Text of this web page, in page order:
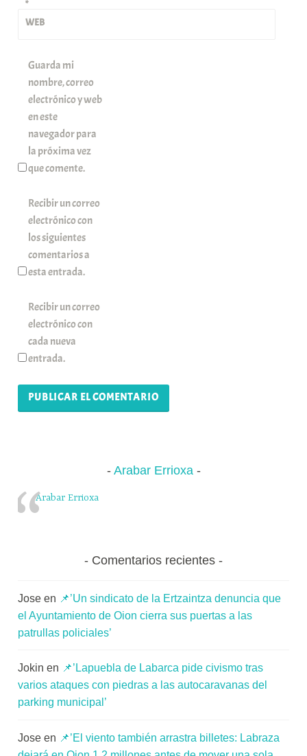
*
WEB
Guarda mi
nombre, correo
electrónico y web
en este
navegador para
la próxima vez
que comente.
Recibir un correo
electrónico con
los siguientes
comentarios a
esta entrada.
Recibir un correo
electrónico con
cada nueva
entrada.
Arabar Errioxa
Arabar Errioxa
Comentarios recientes
Jose en 📌’Un sindicato de la Ertzaintza denuncia que
el Ayuntamiento de Oion cierra sus puertas a las
patrullas policiales’
Jokin en 📌’Lapuebla de Labarca pide civismo tras
varios ataques con piedras a las autocaravanas del
parking municipal’
Jose en 📌’El viento también arrastra billetes: Labraza